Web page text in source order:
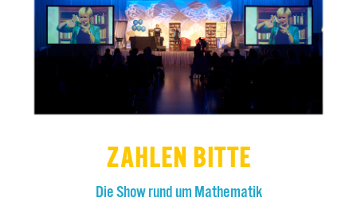
ZAHLEN BITTE
Die Show rund um Mathematik